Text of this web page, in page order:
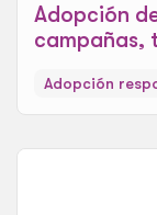
Adopción
campañas,
Adopción